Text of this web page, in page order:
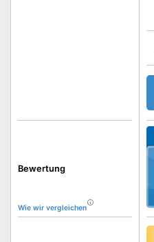
Bewertung
Wie wir vergleichen